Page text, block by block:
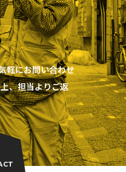
軽にお問い合わせ
、担当よりご返